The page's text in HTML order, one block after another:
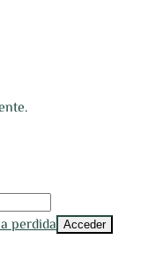
perdida